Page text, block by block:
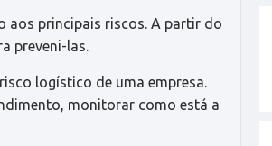
aos principais riscos. A partir do
preveni-las.
logístico de uma empresa.
monitorar como está a